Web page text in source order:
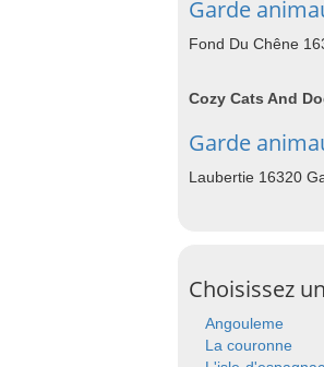
Garde
Fond Du Chêne
Cozy Cats And
Garde
Laubertie 16320
Choisissez
Angouleme
La couronne